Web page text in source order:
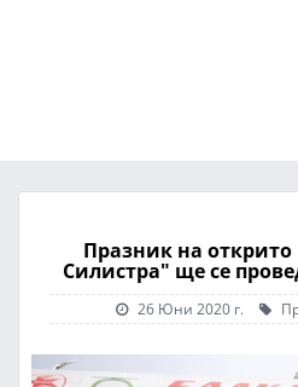
Празник на
Силистра" ще се
26 Юни 2020 г.